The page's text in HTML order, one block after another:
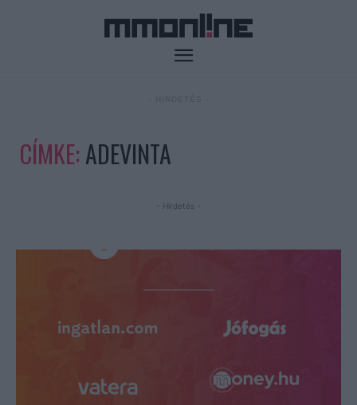
CÍMKE: ADEVINTA
- Hirdetés -